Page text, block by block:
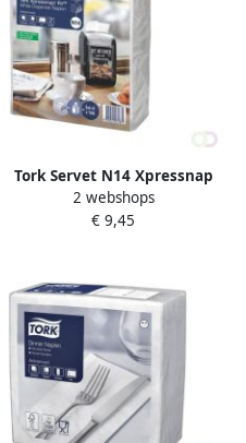
Tork Servet N14 Xpressnap
Fit Advanced multifold 2-
laags 213x165mm 720 vel
2 webshops
€ 9,45